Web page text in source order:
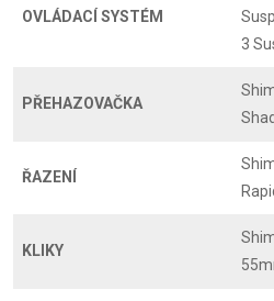
OVLÁDACÍ SYSTÉM
3
PŘEHAZOVAČKA
ŘAZENÍ
KLIKY